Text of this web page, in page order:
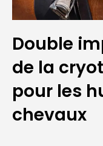
Double
de la
pour les
chevaux